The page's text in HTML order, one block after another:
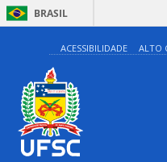
BRASIL
ACESSIBILIDADE ALTO